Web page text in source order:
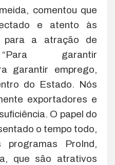
comentou que
e atento às
para a atração de
garantir
garantir emprego,
do Estado. Nós
exportadores e
O papel do
o tempo todo,
ProInd,
que são atrativos